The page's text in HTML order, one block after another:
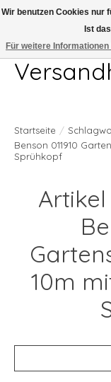
Telefon 04407 715872 MO-
Startseite /
Benson 011910
Sprühkopf
10m
Wir benutzen Cookies nur
Ist
Für weitere